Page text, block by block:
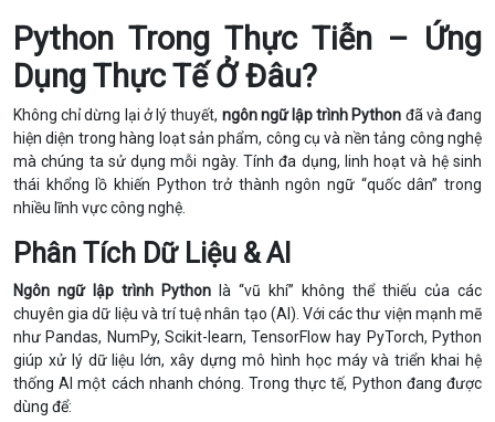
Python Trong Thực Tiễn – Ứng
Dụng Thực Tế Ở Đâu?
Không chỉ dừng lại ở lý thuyết, ngôn ngữ lập trình Python đã và đang
hiện diện trong hàng loạt sản phẩm, công cụ và nền tảng công nghệ
mà chúng ta sử dụng mỗi ngày. Tính đa dụng, linh hoạt và hệ sinh
thái khổng lồ khiến Python trở thành ngôn ngữ “quốc dân” trong
nhiều lĩnh vực công nghệ.
Phân Tích Dữ Liệu & AI
Ngôn ngữ lập trình Python là “vũ khí” không thể thiếu của các
chuyên gia dữ liệu và trí tuệ nhân tạo (AI). Với các thư viện mạnh mẽ
như Pandas, NumPy, Scikit-learn, TensorFlow hay PyTorch, Python
giúp xử lý dữ liệu lớn, xây dựng mô hình học máy và triển khai hệ
thống AI một cách nhanh chóng. Trong thực tế, Python đang được
dùng để: